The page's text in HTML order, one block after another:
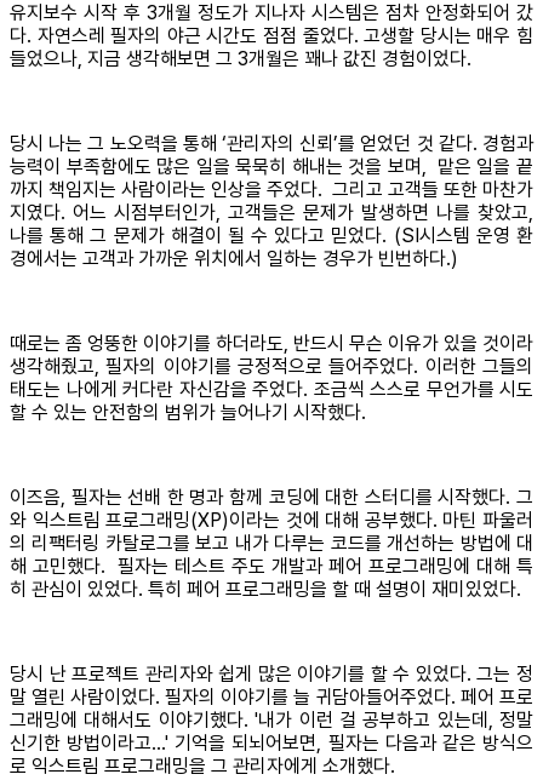
유지보수 시작 후 3개월 정도가 지나자 시스템은 점차 안정화되어 갔
다. 자연스레 필자의 야근 시간도 점점 줄었다. 고생할 당시는 매우 힘
들었으나, 지금 생각해보면 그 3개월은 꽤나 값진 경험이었다.
당시 나는 그 노오력을 통해 ‘관리자의 신뢰’를 얻었던 것 같다. 경험과
능력이 부족함에도 많은 일을 묵묵히 해내는 것을 보며, 맡은 일을 끝
까지 책임지는 사람이라는 인상을 주었다. 그리고 고객들 또한 마찬가
지였다. 어느 시점부터인가, 고객들은 문제가 발생하면 나를 찾았고,
나를 통해 그 문제가 해결이 될 수 있다고 믿었다. (SI시스템 운영 환
경에서는 고객과 가까운 위치에서 일하는 경우가 빈번하다.)
때로는 좀 엉뚱한 이야기를 하더라도, 반드시 무슨 이유가 있을 것이라
생각해줬고, 필자의 이야기를 긍정적으로 들어주었다. 이러한 그들의
태도는 나에게 커다란 자신감을 주었다. 조금씩 스스로 무언가를 시도
할 수 있는 안전함의 범위가 늘어나기 시작했다.
이즈음, 필자는 선배 한 명과 함께 코딩에 대한 스터디를 시작했다. 그
와 익스트림 프로그래밍(XP)이라는 것에 대해 공부했다. 마틴 파울러
의 리팩터링 카탈로그를 보고 내가 다루는 코드를 개선하는 방법에 대
해 고민했다. 필자는 테스트 주도 개발과 페어 프로그래밍에 대해 특
히 관심이 있었다. 특히 페어 프로그래밍을 할 때 설명이 재미있었다.
당시 난 프로젝트 관리자와 쉽게 많은 이야기를 할 수 있었다. 그는 정
말 열린 사람이었다. 필자의 이야기를 늘 귀담아들어주었다. 페어 프로
그래밍에 대해서도 이야기했다. '내가 이런 걸 공부하고 있는데, 정말
신기한 방법이라고...' 기억을 되뇌어보면, 필자는 다음과 같은 방식으
로 익스트림 프로그래밍을 그 관리자에게 소개했다.